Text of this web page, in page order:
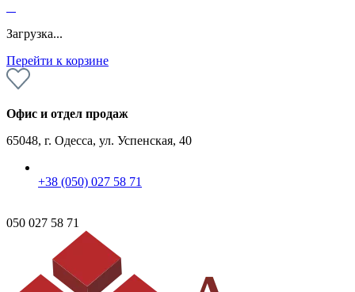
Загрузка...
Перейти к корзине
Офис и отдел продаж
65048, г. Одесса, ул. Успенская, 40
+38 (050) 027 58 71
050 027 58 71